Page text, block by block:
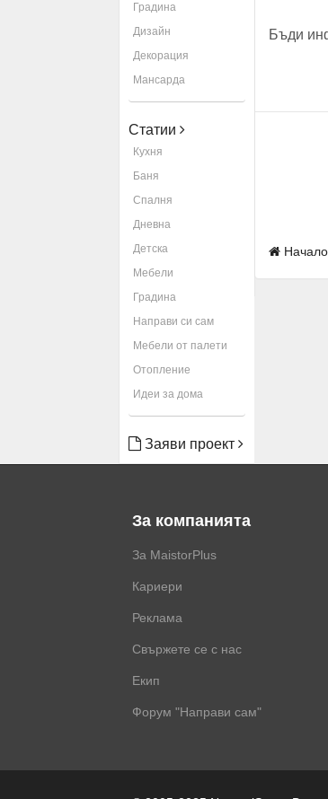
Градина
Дизайн
Декорация
Мансарда
Статии
Кухня
Баня
Спалня
Дневна
Детска
Мебели
Градина
Направи си сам
Мебели от палети
Отопление
Идеи за дома
Заяви проект
Бъди
Начало
За компанията
За MaistorPlus
Кариери
Реклама
Свържете се с нас
Екип
Форум "Направи сам"